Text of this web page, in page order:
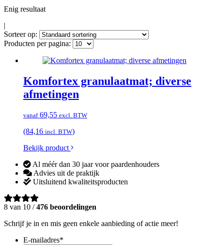
Enig resultaat
|
Sorteer op:
Producten per pagina:
Komfortex granulaatmat; diverse
afmetingen
vanaf69,55 excl. BTW
(84,16 incl. BTW)
Bekijk product
Al méér dan 30 jaar voor paardenhouders
Advies uit de praktijk
Uitsluitend kwaliteitsproducten
8 van 10 /476 beoordelingen
Schrijf je in en mis geen enkele aanbieding of actie meer!
E-mailadres*